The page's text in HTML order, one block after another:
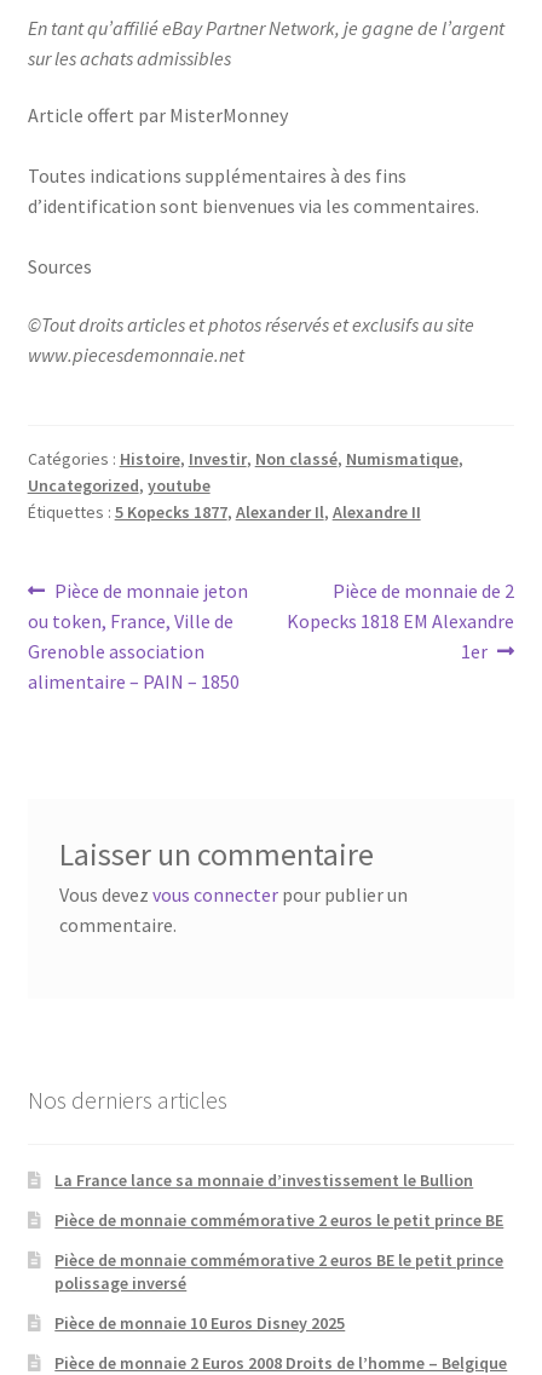
En tant qu’affilié eBay Partner Network, je gagne de l’argent
sur les achats admissibles
Article offert par MisterMonney
Toutes indications supplémentaires à des fins
d’identification sont bienvenues via les commentaires.
Sources
©Tout droits articles et photos réservés et exclusifs au site
www.piecesdemonnaie.net
Catégories : Histoire, Investir, Non classé, Numismatique,
Uncategorized, youtube
Étiquettes : 5 Kopecks 1877, Alexander Il, Alexandre II
Pièce de monnaie jeton
ou token, France, Ville de
Grenoble association
alimentaire – PAIN – 1850
Pièce de monnaie de 2
Kopecks 1818 EM Alexandre
1er
Laisser un commentaire
Vous devez vous connecterpour publier un
commentaire.
Nos derniers articles
La France lance sa monnaie d’investissement le Bullion
Pièce de monnaie commémorative 2 euros le petit prince BE
Pièce de monnaie commémorative 2 euros BE le petit prince
polissage inversé
Pièce de monnaie 10 Euros Disney 2025
Pièce de monnaie 2 Euros 2008 Droits de l’homme – Belgique